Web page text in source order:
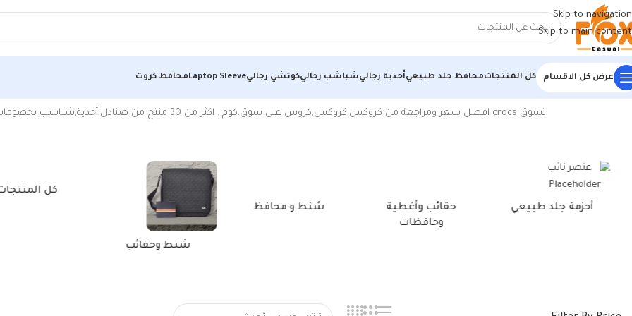
Skip to navigation
Skip to main content
عرض كل الاقسام كل المنتجاتمحافظ جلد طبيعيأحذية رجاليشباشب رجاليكوتشي رجاليLaptop Sleeveمحافظ كروت
الرئيسية/منتجات تحت الوسم “كروكس طبى”
تسوق crocs افضل سعر ومراجعة من كروكس,كروكس‎,كروس على سوق.كوم . اكثر من 30 منتج من صنادل,أحذية,شباشب بخصومات 70% | القاهرة، … كروكس طبي مريح اسود – للجنسين
أحزمة جلد طبيعي
حقائب وأغطية
وحافظات
شنط و محافظ
شنط وحقائب
كل